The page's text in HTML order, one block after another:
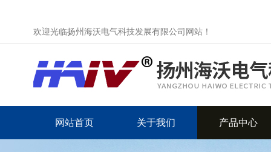
欢迎光临扬州海沃电气科技发展有限公司网站！
网站首页 关于我们 产品中心